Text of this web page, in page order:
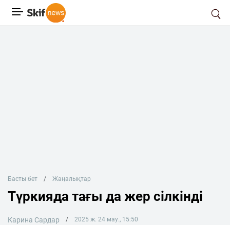
Басты бет Жаңалықтар
Түркияда тағы да жер сілкінді
Карина Сардар 2025 ж. 24 мау., 15:50